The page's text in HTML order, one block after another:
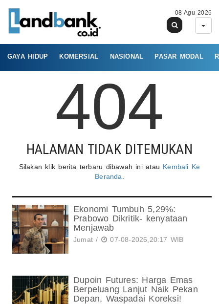
08 Agu 2026
GAYA HIDUP KOMERSIAL NASIONAL PASAR MODAL
404
HALAMAN TIDAK DITEMUKAN
Silakan klik berita terbaru dibawah ini atau Kembali Ke
Beranda
Ekonomi Tumbuh 5,29%:
Prabowo Dikritik- kenyataan
Menjawab
Jumat / 07-08-2026,20:17 WIB
Dupoin Futures: Harga Emas
Berpeluang Lanjut Naik Pekan
Depan, Waspadai Koreksi!